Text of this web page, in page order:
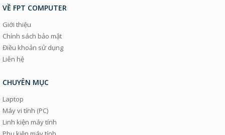
VỀ FPT COMPUTER
Giới thiệu
Chính sách bảo mật
Điều khoản sử dụng
Liên hệ
CHUYÊN MỤC
Laptop
Máy vi tính (PC)
Linh kiện máy tính